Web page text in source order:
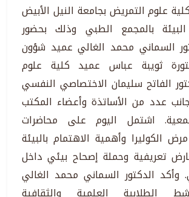
علوم التمريض بجامعة النيل الأبيض
بالمجمع الطبي وذلك بحضور
السماني محمد الغالي عميد شؤون
ثويبة عباس عميد كلية علوم
الفاتح سليمان الاختصاصي النفسي
عدد من الأساتذة وأعضاء المكتب
اشتمل اليوم على محاضرات
الكوليرا وأهمية الاهتمام بالبيئة
تعريفية وحملة إصحاح بيئي داخل
وأكد الدكتور السماني محمد الغالي
الطلابية العلمية والثقافية